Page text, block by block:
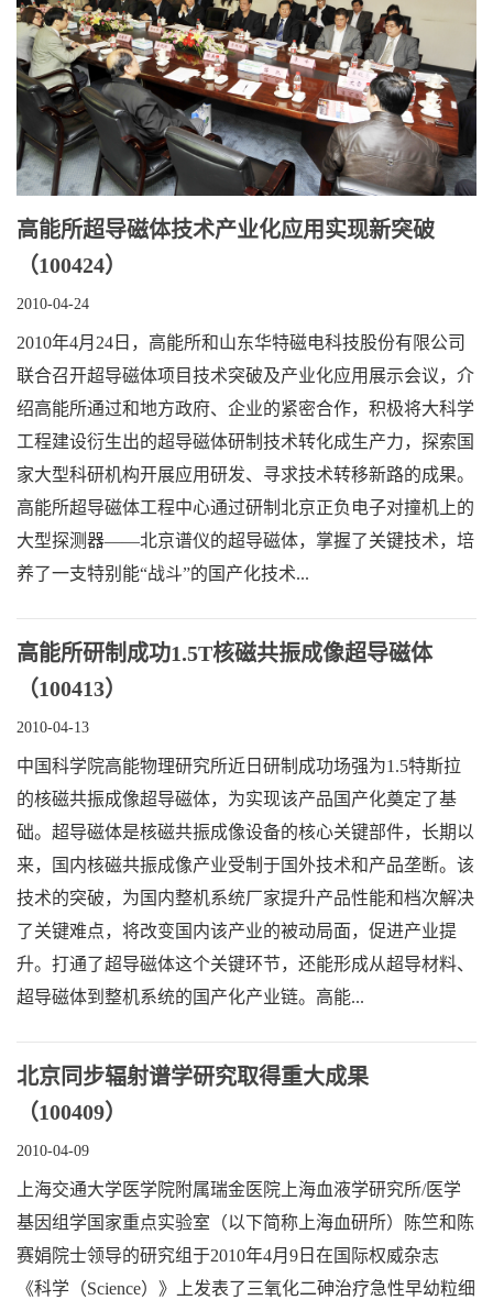
高能所超导磁体技术产业化应用实现新突破
（100424）
2010-04-24
2010年4月24日，高能所和山东华特磁电科技股份有限公司
联合召开超导磁体项目技术突破及产业化应用展示会议，介
绍高能所通过和地方政府、企业的紧密合作，积极将大科学
工程建设衍生出的超导磁体研制技术转化成生产力，探索国
家大型科研机构开展应用研发、寻求技术转移新路的成果。
高能所超导磁体工程中心通过研制北京正负电子对撞机上的
大型探测器——北京谱仪的超导磁体，掌握了关键技术，培
养了一支特别能“战斗”的国产化技术...
高能所研制成功1.5T核磁共振成像超导磁体
（100413）
2010-04-13
中国科学院高能物理研究所近日研制成功场强为1.5特斯拉
的核磁共振成像超导磁体，为实现该产品国产化奠定了基
础。超导磁体是核磁共振成像设备的核心关键部件，长期以
来，国内核磁共振成像产业受制于国外技术和产品垄断。该
技术的突破，为国内整机系统厂家提升产品性能和档次解决
了关键难点，将改变国内该产业的被动局面，促进产业提
升。打通了超导磁体这个关键环节，还能形成从超导材料、
超导磁体到整机系统的国产化产业链。高能...
北京同步辐射谱学研究取得重大成果
（100409）
2010-04-09
上海交通大学医学院附属瑞金医院上海血液学研究所/医学
基因组学国家重点实验室（以下简称上海血研所）陈竺和陈
赛娟院士领导的研究组于2010年4月9日在国际权威杂志
《科学（Science）》上发表了三氧化二砷治疗急性早幼粒细